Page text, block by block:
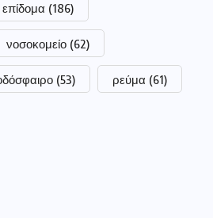
επίδομα (186)
νοσοκομείο (62)
(53) ρεύμα (61)